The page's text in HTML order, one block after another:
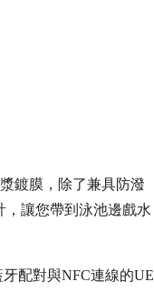
鍍膜，除了兼具防潑
，讓您帶到泳池邊戲水
配對與NFC連線的UE